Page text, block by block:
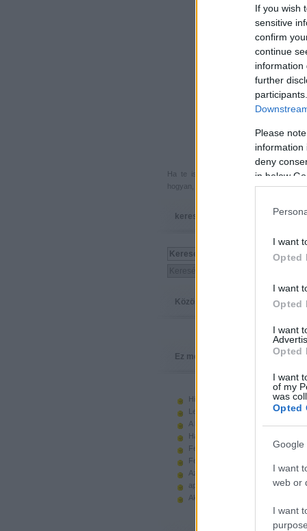
If you wish
sensitive
confirm
continue
information
further
Please
information
deny
in below
I want
Opted
I want
Opted
I want
Opted
I want
of my
was
Opted
Google
I want
web or
I want
Ha te is küldenél egy végigjátszást,
hogyan, hova, mikor, kivel és miért,
keresés
Közösség
Ez megy
Hiányzó elemek beszerzése
Legoland Németország 2010
A kastélyok képes története
Használt legót piacról
Feltörjük a legó ugart
Fehérítsd ki!
Az Indiana Jones készletek
apró. hirdetés.
Akciók, újdonságok a polcon,